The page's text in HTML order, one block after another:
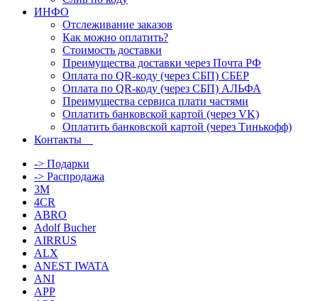
ИНФО
Отслеживание заказов
Как можно оплатить?
Стоимость доставки
Преимущества доставки через Почта РФ
Оплата по QR-коду (через СБП) СБЕР
Оплата по QR-коду (через СБП) АЛЬФА
Преимущества сервиса плати частями
Оплатить банковской картой (через VK)
Оплатить банковской картой (через Тинькофф)
Контакты
-> Подарки
-> Распродажа
3M
4CR
ABRO
Adolf Bucher
AIRRUS
ALX
ANEST IWATA
ANI
APP